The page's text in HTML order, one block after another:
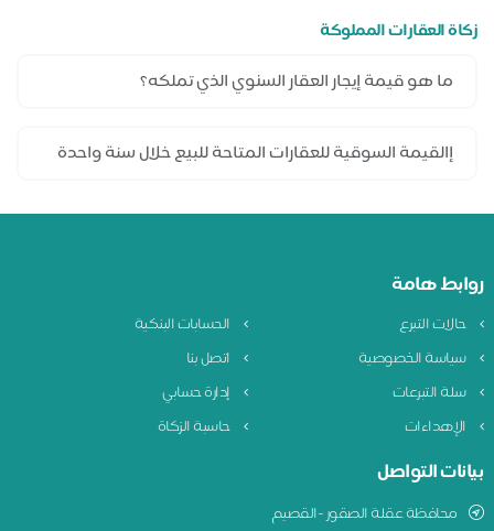
زكاة العقارات المملوكة
روابط هامة
حالات التبرع
الحسابات البنكية
سياسة الخصوصية
اتصل بنا
سلة التبرعات
إدارة حسابي
الإهداءات
حاسبة الزكاة
بيانات التواصل
محافظة عقلة الصقور -القصيم